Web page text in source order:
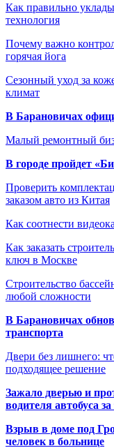
Как правильно
технология
Почему важно
горячая йога
Сезонный уход за
климат
В Барановичах
Малый ремонтный
В городе пройдет
Проверить
заказом авто из Китая
Как соотнести
Как заказать
ключ в Москве
Строительство
любой сложности
В Барановичах
транспорта
Двери без лишнего:
подходящее решение
Зажало дверью и
водителя автобуса
Взрыв в доме под
человек в больнице